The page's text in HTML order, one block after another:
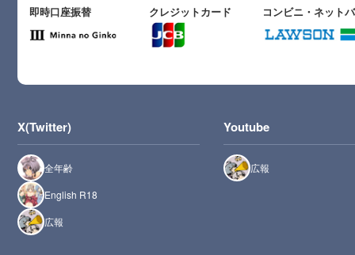
即時口座振替 クレジットカード コンビニ・ネット
X(Twitter)
全年齢
English R18
広報
Youtube
広報